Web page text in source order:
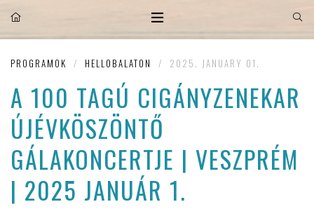
PROGRAMOK / HELLOBALATON / 2025. JANUARY 01.
A 100 TAGÚ CIGÁNYZENEKAR
ÚJÉVKÖSZÖNTŐ
GÁLAKONCERTJE | VESZPRÉM
| 2025 JANUÁR 1.